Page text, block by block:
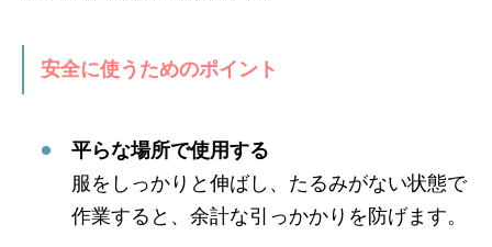
安全に使うためのポイント
平らな場所で使用する
服をしっかりと伸ばし、たるみがない状態で
作業すると、余計な引っかかりを防げます。